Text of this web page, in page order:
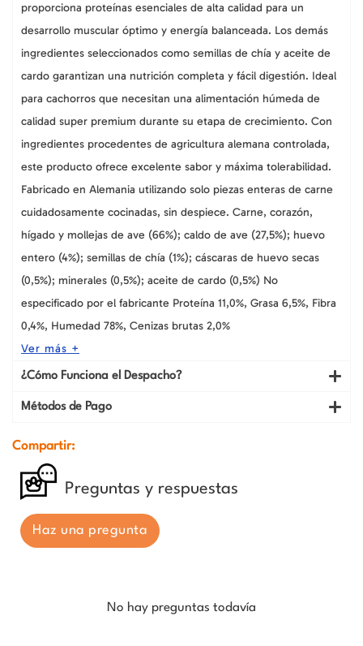
proporciona proteínas esenciales de alta calidad para un
desarrollo muscular óptimo y energía balanceada. Los demás
ingredientes seleccionados como semillas de chía y aceite de
cardo garantizan una nutrición completa y fácil digestión. Ideal
para cachorros que necesitan una alimentación húmeda de
calidad super premium durante su etapa de crecimiento. Con
ingredientes procedentes de agricultura alemana controlada,
este producto ofrece excelente sabor y máxima tolerabilidad.
Fabricado en Alemania utilizando solo piezas enteras de carne
cuidadosamente cocinadas, sin despiece. Carne, corazón,
hígado y mollejas de ave (66%); caldo de ave (27,5%); huevo
entero (4%); semillas de chía (1%); cáscaras de huevo secas
(0,5%); minerales (0,5%); aceite de cardo (0,5%) No
especificado por el fabricante Proteína 11,0%, Grasa 6,5%, Fibra
0,4%, Humedad 78%, Cenizas brutas 2,0%
Ver más +
¿Cómo Funciona el Despacho?
Métodos de Pago
Compartir:
Preguntas y respuestas
Haz una pregunta
No hay preguntas todavía